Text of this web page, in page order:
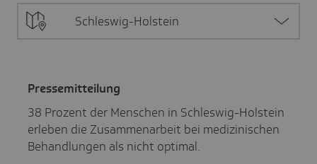
Schleswig-Holstein
Pres­se­mit­tei­lung
38 Prozent der Menschen in Schleswig-Holstein
erleben die Zusammenarbeit bei medizinischen
Behandlungen als nicht optimal.